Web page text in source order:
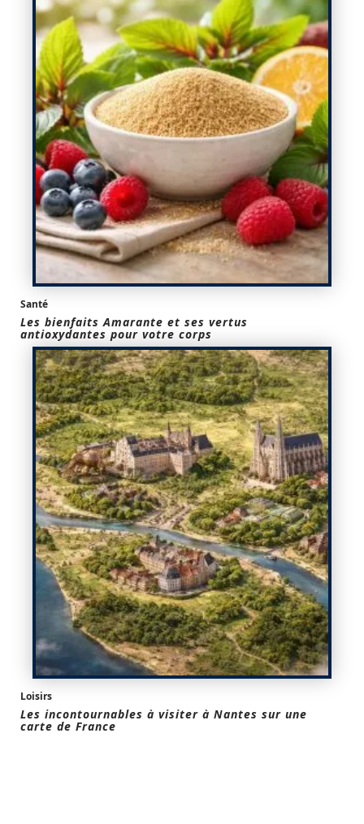
Santé
Les bienfaits Amarante et ses vertus
antioxydantes pour votre corps
Loisirs
Les incontournables à visiter à Nantes sur une
carte de France